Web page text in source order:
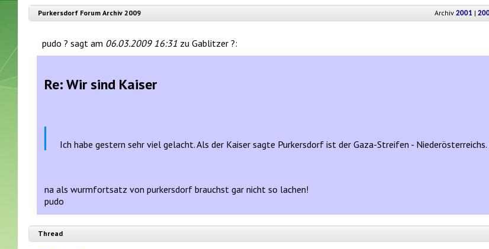
Purkersdorf Forum Archiv 2009 Archiv 2001 |
pudo ? sagt am 06.03.2009 16:31 zu Gablitzer ?:
Re: Wir sind Kaiser
Ich habe gestern sehr viel gelacht. Als der Kaiser sagte Purkersdorf ist der Gaza-Streifen -
na als wurmfortsatz von purkersdorf brauchst gar nicht so lachen!
pudo
Thread